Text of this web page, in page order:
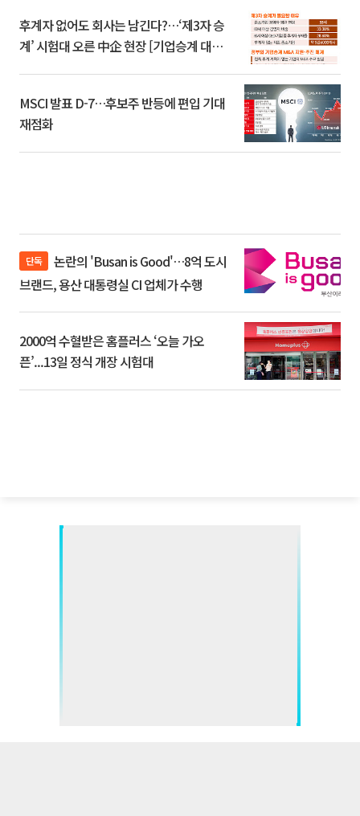
후계자 없어도 회사는 남긴다?…‘제3자 승
계’ 시험대 오른 中企 현장 [기업승계 대전
MSCI 발표 D-7…후보주 반등에 편입 기대
재점화
단독
브랜드, 용산 대통령실 CI 업체가 수행
2000억 수혈받은 홈플러스 ‘오늘 가오
픈’...13일 정식 개장 시험대